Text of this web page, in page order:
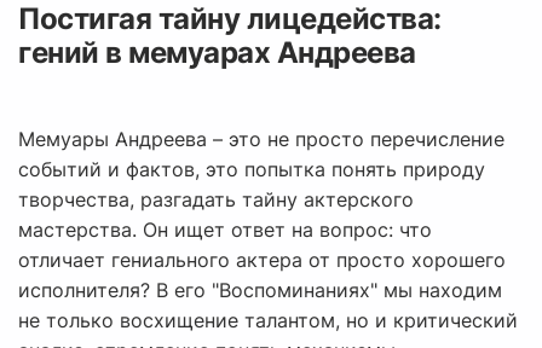
Постигая тайну лицедейства:
гений в мемуарах Андреева
Мемуары Андреева – это не просто перечисление
событий и фактов, это попытка понять природу
творчества, разгадать тайну актерского
мастерства. Он ищет ответ на вопрос: что
отличает гениального актера от просто хорошего
исполнителя? В его "Воспоминаниях" мы находим
не только восхищение талантом, но и критический